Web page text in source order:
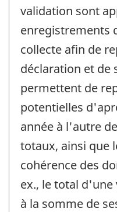
validation sont
enregistrements
collecte afin de
déclaration et de
permettent de
potentielles
année à l'autre
totaux, ainsi que
cohérence des
ex., le total
à la somme de